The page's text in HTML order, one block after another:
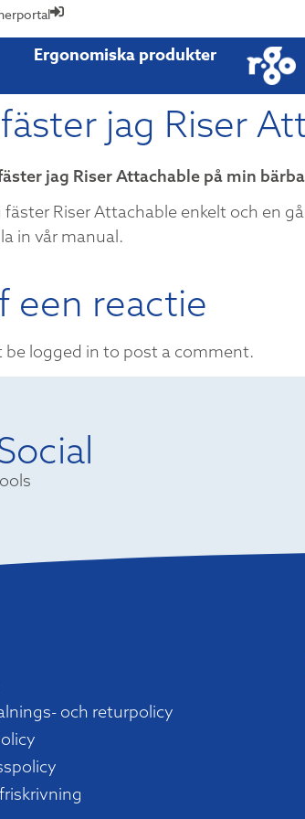
Ergonomiska produkter
jag Riser
jag Riser Attachable på min
fäster Riser Attachable enkelt och en
in vår manual.
een reactie
be logged in to post a comment.
och returpolicy